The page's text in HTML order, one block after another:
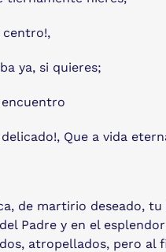
ya, si quieres;
Que a vida
de martirio
Padre y en el
atropellados, pero al